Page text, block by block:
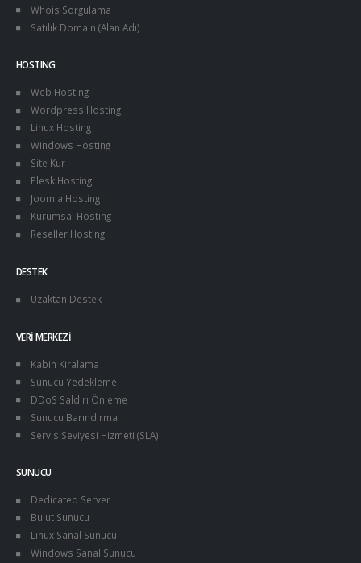
Whois Sorgulama
Satılık Domain (Alan Adı)
HOSTING
Web Hosting
Wordpress Hosting
Linux Hosting
Windows Hosting
Site Kur
Plesk Hosting
Joomla Hosting
Kurumsal Hosting
Reseller Hosting
DESTEK
Uzaktan Destek
VERI MERKEZI
Kabin Kiralama
Sunucu Yedekleme
DDoS Saldırı Önleme
Sunucu Barındırma
Servis Seviyesi Hizmeti (SLA)
SUNUCU
Dedicated Server
Bulut Sunucu
Linux Sanal Sunucu
Windows Sanal Sunucu